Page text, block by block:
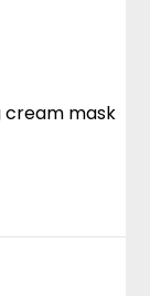
cream mask